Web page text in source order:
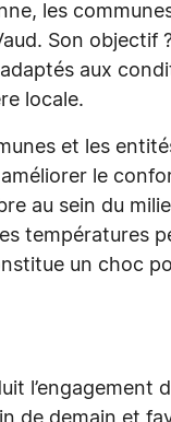
les
Son objectif
aux
locale.
et les
le
au sein du
températures
un choc
l’engagement